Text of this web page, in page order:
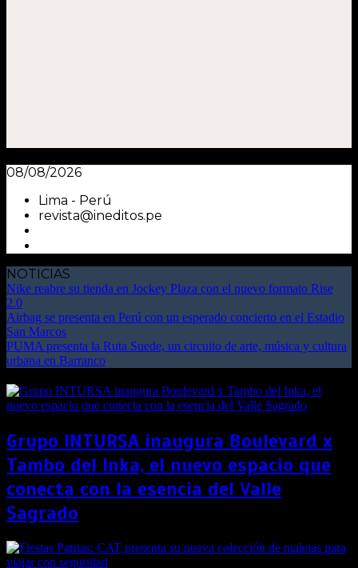
08/08/2026
Lima - Perú
revista@ineditos.pe
NOTICIAS
Nike reabre su tienda en Jockey Plaza con el nuevo formato Rise
2.0
Airbag se presenta en Perú con un esperado concierto en el Estadio
San Marcos
PUMA presenta la Ruta Suede, un circuito de arte, música y cultura
urbana en Barranco
Grupo INTURSA inaugura Boulevard x
Tambo del Inka, el nuevo espacio que
conecta con la esencia del Valle
Sagrado